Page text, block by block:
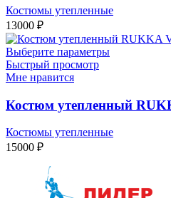
Костюмы утепленные
13000 ₽
Выберите параметры
Быстрый просмотр
Мне нравится
Костюм утепленный
Костюмы утепленные
15000 ₽